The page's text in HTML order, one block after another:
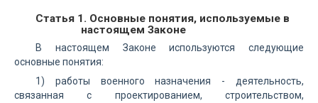
Статья 1. Основные понятия, используемые в
настоящем Законе
В настоящем Законе используются следующие
основные понятия:
1) работы военного назначения - деятельность,
связанная с проектированием, строительством,